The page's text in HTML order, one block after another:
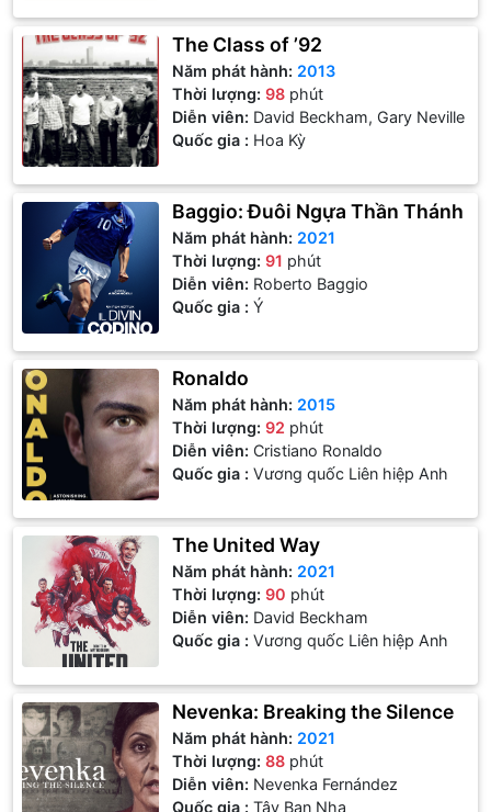
The Class of ’92
Năm phát hành: 2013
Thời lượng:98 phút
Diễn viên: David Beckham, Gary Neville
Quốc gia : Hoa Kỳ
Baggio: Đuôi Ngựa Thần Thánh
Năm phát hành: 2021
Thời lượng:91 phút
Diễn viên: Roberto Baggio
Quốc gia : Ý
Ronaldo
Năm phát hành: 2015
Thời lượng:92 phút
Diễn viên:Cristiano Ronaldo
Quốc gia : Vương quốc Liên hiệp Anh
The United Way
Năm phát hành: 2021
Thời lượng:90 phút
Diễn viên: David Beckham
Quốc gia : Vương quốc Liên hiệp Anh
Nevenka: Breaking the Silence
Năm phát hành: 2021
Thời lượng:88 phút
Diễn viên: Nevenka Fernández
Quốc gia : Tây Ban Nha